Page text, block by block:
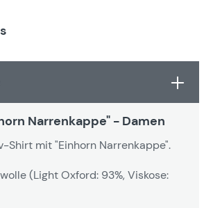
Narrenkappe" - Damen
Shirt mit "Einhorn Narrenkappe".
(Light Oxford: 93%, Viskose: